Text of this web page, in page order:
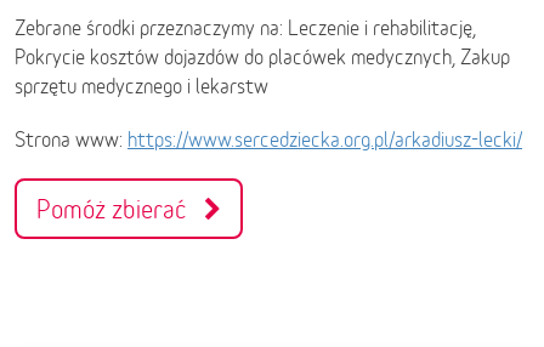
Zebrane środki przeznaczymy na: Leczenie i rehabilitację,
Pokrycie kosztów dojazdów do placówek medycznych, Zakup
sprzętu medycznego i lekarstw
Strona www: https://www.sercedziecka.org.pl/arkadiusz-lecki/
Pomóż zbierać